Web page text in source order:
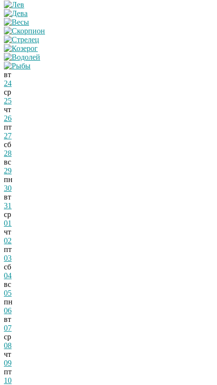
вт
24
ср
25
чт
26
пт
27
сб
28
вс
29
пн
30
вт
31
ср
01
чт
02
пт
03
сб
04
вс
05
пн
06
вт
07
ср
08
чт
09
пт
10